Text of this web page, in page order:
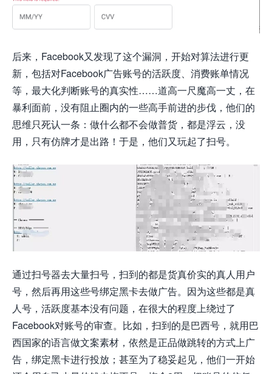
后来，Facebook又发现了这个漏洞，开始对算法进行更
新，包括对Facebook广告账号的活跃度、消费账单情况
等，最大化判断账号的真实性……道高一尺魔高一丈，在
暴利面前，没有阻止圈内的一些高手前进的步伐，他们的
思维只死认一条：做什么都不会做普货，都是浮云，没
用，只有仿牌才是出路！于是，他们又玩起了扫号。
通过扫号器去大量扫号，扫到的都是货真价实的真人用户
号，然后再用这些号绑定黑卡去做广告。因为这些都是真
人号，活跃度基本没有问题，在很大的程度上绕过了
Facebook对账号的审查。比如，扫到的是巴西号，就用巴
西国家的语言做文案素材，依然是正品做跳转的方式上广
告，绑定黑卡进行投放；甚至为了稳妥起见，他们一开始